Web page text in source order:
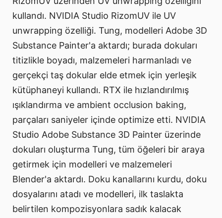
kullandı. NVIDIA Studio RizomUV ile UV
unwrapping özelliği. Tung, modelleri Adobe 3D
Substance Painter'a aktardı; burada dokuları
titizlikle boyadı, malzemeleri harmanladı ve
gerçekçi taş dokular elde etmek için yerleşik
kütüphaneyi kullandı. RTX ile hızlandırılmış
ışıklandırma ve ambient occlusion baking,
parçaları saniyeler içinde optimize etti. NVIDIA
Studio Adobe Substance 3D Painter üzerinde
dokuları oluşturma Tung, tüm öğeleri bir araya
getirmek için modelleri ve malzemeleri
Blender'a aktardı. Doku kanallarını kurdu, doku
dosyalarını atadı ve modelleri, ilk taslakta
belirtilen kompozisyonlara sadık kalacak